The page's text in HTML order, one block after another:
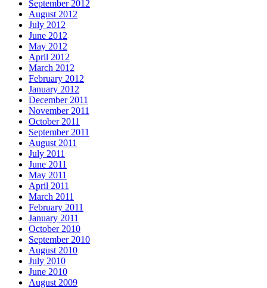
September 2012
August 2012
July 2012
June 2012
May 2012
April 2012
March 2012
February 2012
January 2012
December 2011
November 2011
October 2011
September 2011
August 2011
July 2011
June 2011
May 2011
April 2011
March 2011
February 2011
January 2011
October 2010
September 2010
August 2010
July 2010
June 2010
August 2009